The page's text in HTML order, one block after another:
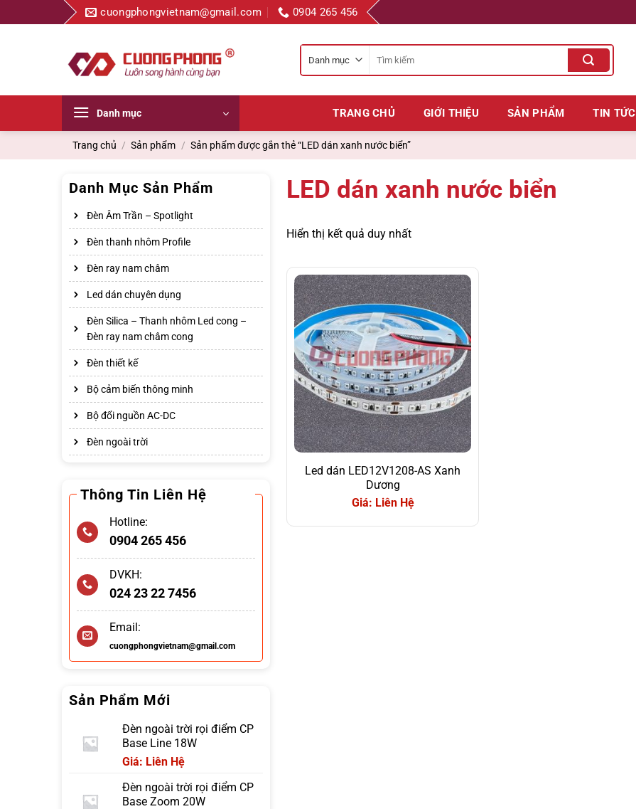
qua
cuongphongvietnam@gmail.com 0904 265 456
kiếm
cho:
Danh mục TRANG CHỦ GIỚI THIỆU SẢN PHẨM TIN TỨC
Trang chủ / Sản phẩm / Sản phẩm được gắn thẻ “LED dán xanh nước biển”
Danh Mục Sản Phẩm
Đèn Âm Trần – Spotlight
Đèn thanh nhôm Profile
Đèn ray nam châm
Led dán chuyên dụng
Đèn Silica – Thanh nhôm Led cong –
Đèn ray nam châm cong
Đèn thiết kế
Bộ cảm biến thông minh
Bộ đổi nguồn AC-DC
Đèn ngoài trời
Thông Tin Liên Hệ
Hotline:
0904 265 456
DVKH:
024 23 22 7456
Email:
cuongphongvietnam@gmail.com
Sản Phẩm Mới
Đèn ngoài trời rọi điểm CP
Base Line 18W
Giá: Liên Hệ
Đèn ngoài trời rọi điểm CP
Base Zoom 20W
LED dán xanh nước biển
Hiển thị kết quả duy nhất
Led dán LED12V1208-AS Xanh
Dương
Giá: Liên Hệ